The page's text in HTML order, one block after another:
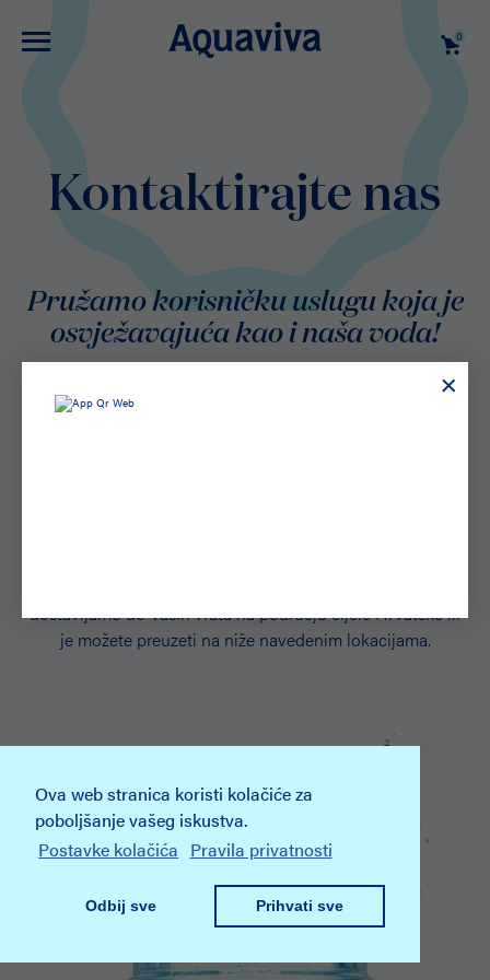
Ova web stranica koristi kolačiće za
poboljšanje vašeg iskustva.
Postavke kolačića Pravila privatnosti
Odbij sve Prihvati sve
0
Kontaktirajte nas
Pružamo korisničku uslugu koja je
osvježavajuća kao i naša voda!
dostavljamo do Vaših vrata na području cijele Hrvatske ili
je možete preuzeti na niže navedenim lokacijama.